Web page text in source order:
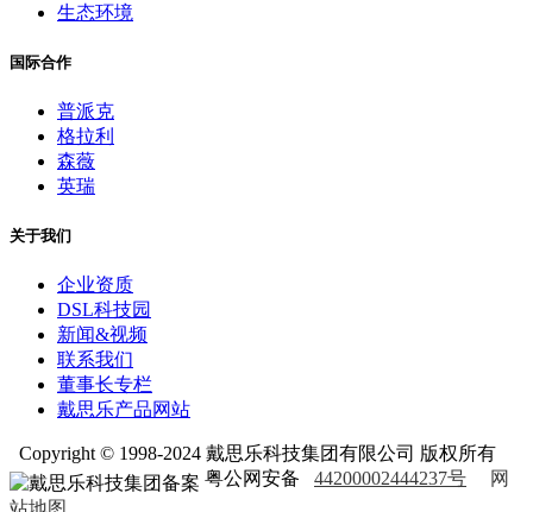
生态环境
国际合作
普派克
格拉利
森薇
英瑞
关于我们
企业资质
DSL科技园
新闻&视频
联系我们
董事长专栏
戴思乐产品网站
Copyright © 1998-2024 戴思乐科技集团有限公司 版权所有
粤公网安备 44200002444237号
网